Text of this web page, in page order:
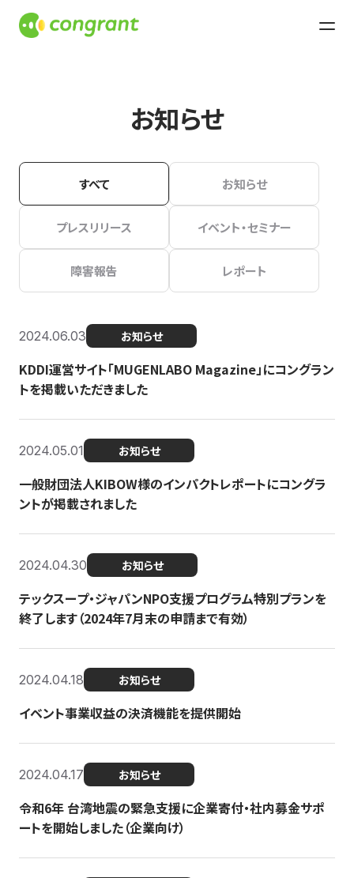
お知らせ
すべて お知らせ
プレスリリース イベント・セミナー
障害報告 レポート
2024.06.03 お知らせ
KDDI運営サイト「MUGENLABO Magazine」にコングラン
トを掲載いただきました
2024.05.01 お知らせ
一般財団法人KIBOW様のインパクトレポートにコングラ
ントが掲載されました
2024.04.30 お知らせ
テックスープ・ジャパンNPO支援プログラム特別プランを
終了します（2024年7月末の申請まで有効）
2024.04.18 お知らせ
イベント事業収益の決済機能を提供開始
2024.04.17 お知らせ
令和6年 台湾地震の緊急支援に企業寄付・社内募金サポ
ートを開始しました（企業向け）